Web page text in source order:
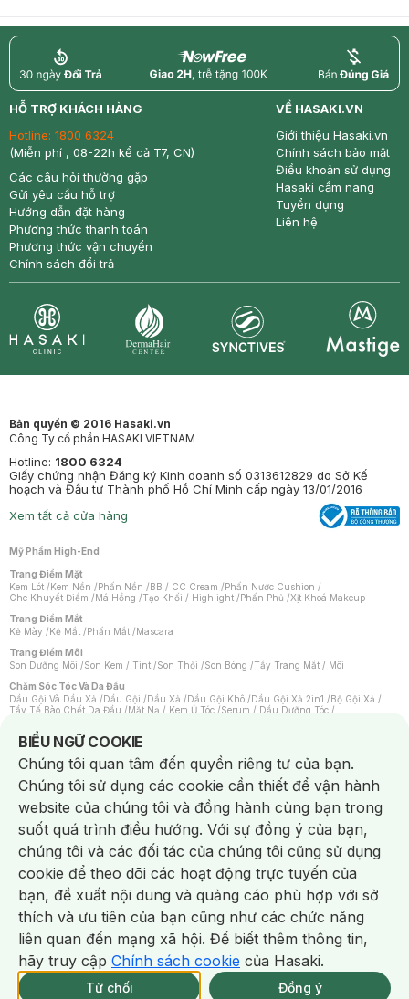
Giao Nhanh Miễn Phí 2H.
tại 339 Chi Nhánh (Trễ tặng 100K)
return nowfree price
HỖ TRỢ KHÁCH HÀNG
Hotline: 1800 6324
(Miễn phí , 08-22h kể cả T7, CN)
Các câu hỏi thường gặp
Gửi yêu cầu hỗ trợ
Hướng dẫn đặt hàng
Phương thức thanh toán
Phương thức vận chuyển
Chính sách đổi trả
VỀ HASAKI.VN
Giới thiệu Hasaki.vn
Chính sách bảo mật
Điều khoản sử dụng
Hasaki cẩm nang
Tuyển dụng
Liên hệ
Bản quyền © 2016 Hasaki.vn
Công Ty cổ phần HASAKI VIETNAM
Hotline: 1800 6324
Giấy chứng nhận Đăng ký Kinh doanh số 0313612829 do Sở Kế
hoạch và Đầu tư Thành phố Hồ Chí Minh cấp ngày 13/01/2016
Xem tất cả cửa hàng
Mỹ Phẩm High-End
Trang Điểm Mặt
Kem Lót /Kem Nền /Phấn Nền /BB / CC Cream /Phấn Nước Cushion /
Che Khuyết Điểm /Má Hồng /Tạo Khối / Highlight /Phấn Phủ /Xịt Khoá Makeup
Trang Điểm Mắt
Kẻ Mày /Kẻ Mắt /Phấn Mắt /Mascara
Trang Điểm Môi
Son Dưỡng Môi /Son Kem / Tint /Son Thỏi /Son Bóng /Tẩy Trang Mắt / Môi
Chăm Sóc Tóc Và Da Đầu
Dầu Gội Và Dầu Xả /Dầu Gội /Dầu Xả /Dầu Gội Khô /Dầu Gội Xả 2in1 /Bộ Gội Xả /
Tẩy Tế Bào Chết Da Đầu /Mặt Nạ / Kem Ủ Tóc /Serum / Dầu Dưỡng Tóc /
Máy Sấy Tóc
Lược
Kem Tẩy Lông/Dụng Cụ Tẩy Lông
Nước Hoa
Nước Hoa Nam Nước Hoa Cao Cấp Xịt Thơm Toàn Thân
Nước Hoa Vùng Kín
Chăm Sóc Cá Nhân
Chống Muỗi
Khẩu Trang Máy Massage Mặt Nạ Xông Hơi/Nước Rửa Tay
Sản Phẩm Chăm Sóc Khác/ Bàn Chải Đánh Răng /Bàn Chải Điện/
Hỗ Trợ Trắng Răng / Kem Đánh Răng Máy Tăm Nước Nước Súc Miệng
Tăm / Chỉ Nha Khoa /Xịt Thơm Miệng / Dung Dịch Vệ Sinh/Dưỡng Vùng Kín/
Khăn Ướt Vệ Sinh Vùng Kín
/Băng Vệ Sinh Tampon Bọt Cạo Râu Dao Cạo Râu/
Máy Cạo Râu
Vấn Đề Về Da
Da Dầu / Lỗ Chân Lông To
Da Khô / Mất Nước /Da Lão Hóa / Da Mụn/
Da Nhạy Cảm / Kích Ứng/Da Xỉn Màu/Thâm / Nám / Tàn Nhang/
Quầng Thâm & Bọng Mắt/ Sẹo
Viêm Da Cơ Địa
Dụng Cụ / Phụ Kiện Chăm Sóc Da
/Khăn Lau Mặt Khô Dụng Cụ / Máy Rửa Mặt/Máy Chăm Sóc Da
BIỂU NGỮ COOKIE
Notice about cookies usage
Chúng tôi quan tâm đến quyền riêng tư của bạn.
Chúng tôi sử dụng các cookie cần thiết để vận hành
website của chúng tôi và đồng hành cùng bạn trong
suốt quá trình điều hướng. Với sự đồng ý của bạn,
chúng tôi và các đối tác của chúng tôi cũng sử dụng
cookie để theo dõi các hoạt động trực tuyến của
bạn, đề xuất nội dung và quảng cáo phù hợp với sở
thích và ưu tiên của bạn cũng như các chức năng
liên quan đến mạng xã hội. Để biết thêm thông tin,
hãy truy cập Chính sách cookie của Hasaki.
Từ chối Đồng ý